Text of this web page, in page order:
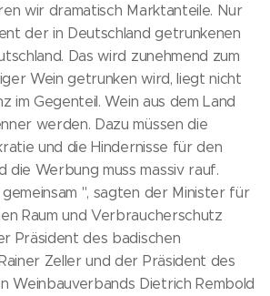
wir dramatisch Marktanteile. Nur
der in Deutschland getrunkenen
Das wird zunehmend zum
Wein getrunken wird, liegt nicht
im Gegenteil. Wein aus dem Land
werden. Dazu müssen die
und die Hindernisse für den
die Werbung muss massiv rauf.
", sagten der Minister für
Raum und Verbraucherschutz
Präsident des badischen
Zeller und der Präsident des
Weinbauverbands Dietrich Rembold